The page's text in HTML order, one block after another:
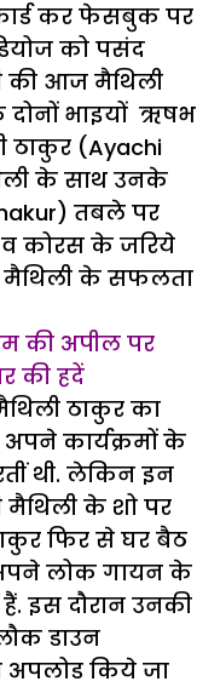
कर फेसबुक पर
को पसंद
की आज मैथिली
भाइयों ऋषभ
ठाकुर (Ayachi
के साथ उनके
तबले पर
व कोरस के जरिये
मैथिली के सफलता
की अपील पर
की हदें
ठाकुर का
कार्यक्रमों के
थी. लेकिन इन
मैथिली के शो पर
फिर से घर बैठ
लोक गायन के
इस दौरान उनकी
डाउन
अपलोड किये जा